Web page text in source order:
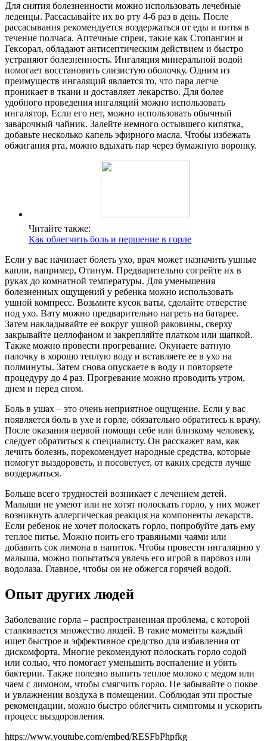
Для снятия болезненности можно использовать лечебные
леденцы. Рассасывайте их во рту 4-6 раз в день. После
рассасывания рекомендуется воздержаться от еды и питья в
течение полчаса. Аптечные спреи, такие как Стопангин и
Гексорал, обладают антисептическим действием и быстро
устраняют болезненность. Ингаляция минеральной водой
помогает восстановить слизистую оболочку. Одним из
преимуществ ингаляций является то, что пара легче
проникает в ткани и доставляет лекарство. Для более
удобного проведения ингаляций можно использовать
ингалятор. Если его нет, можно использовать обычный
заварочный чайник. Залейте немного остывшего кипятка,
добавьте несколько капель эфирного масла. Чтобы избежать
обжигания рта, можно вдыхать пар через бумажную воронку.
Читайте также:
Как облегчить боль и першение в горле
Если у вас начинает болеть ухо, врач может назначить ушные
капли, например, Отинум. Предварительно согрейте их в
руках до комнатной температуры. Для уменьшения
болезненных ощущений у ребенка можно использовать
ушной компресс. Возьмите кусок ваты, сделайте отверстие
под ухо. Вату можно предварительно нагреть на батарее.
Затем накладывайте ее вокруг ушной раковины, сверху
закрывайте целлофаном и закрепляйте платком или шапкой.
Также можно провести прогревание. Окунаете ватную
палочку в хорошо теплую воду и вставляете ее в ухо на
полминуты. Затем снова опускаете в воду и повторяете
процедуру до 4 раз. Прогревание можно проводить утром,
днем и перед сном.
Боль в ушах – это очень неприятное ощущение. Если у вас
появляется боль в ухе и горле, обязательно обратитесь к врачу.
После оказания первой помощи себе или близкому человеку,
следует обратиться к специалисту. Он расскажет вам, как
лечить болезнь, порекомендует народные средства, которые
помогут выздороветь, и посоветует, от каких средств лучше
воздержаться.
Больше всего трудностей возникает с лечением детей.
Малыши не умеют или не хотят полоскать горло, у них может
возникнуть аллергическая реакция на компоненты лекарств.
Если ребенок не хочет полоскать горло, попробуйте дать ему
теплое питье. Можно поить его травяными чаями или
добавить сок лимона в напиток. Чтобы провести ингаляцию у
малыша, можно попытаться увлечь его игрой в паровоз или
водолаза. Главное, чтобы он не обжегся горячей водой.
Опыт других людей
Заболевание горла – распространенная проблема, с которой
сталкивается множество людей. В такие моменты каждый
ищет быстрое и эффективное средство для избавления от
дискомфорта. Многие рекомендуют полоскать горло содой
или солью, что помогает уменьшить воспаление и убить
бактерии. Также полезно выпить теплое молоко с медом или
чаем с лимоном, чтобы смягчить горло. Не забывайте о покое
и увлажнении воздуха в помещении. Соблюдая эти простые
рекомендации, можно быстро облегчить симптомы и ускорить
процесс выздоровления.
https://www.youtube.com/embed/RESFbPhpfkg